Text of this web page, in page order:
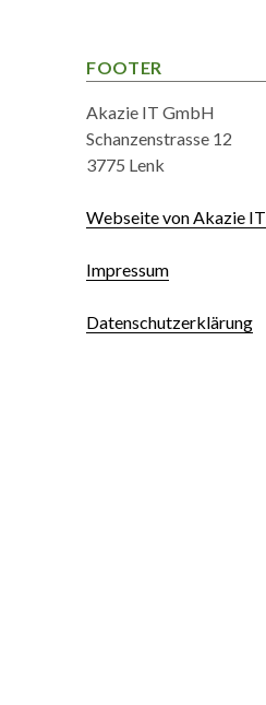
FOOTER
Akazie IT GmbH
Schanzenstrasse 12
3775 Lenk
Webseite von Akazie IT
Impressum
Datenschutzerklärung